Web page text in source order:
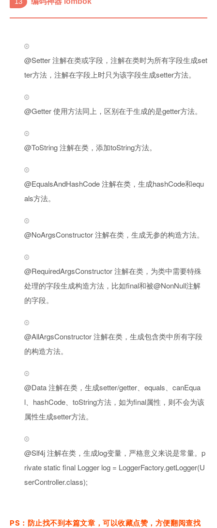
@Setter 注解在类或字段，注解在类时为所有字段生成set
ter方法，注解在字段上时只为该字段生成setter方法。
@Getter 使用方法同上，区别在于生成的是getter方法。
@ToString 注解在类，添加toString方法。
@EqualsAndHashCode 注解在类，生成hashCode和equ
als方法。
@NoArgsConstructor 注解在类，生成无参的构造方法。
@RequiredArgsConstructor 注解在类，为类中需要特殊
处理的字段生成构造方法，比如final和被@NonNull注解
的字段。
@AllArgsConstructor 注解在类，生成包含类中所有字段
的构造方法。
@Data 注解在类，生成setter/getter、equals、canEqua
l、hashCode、toString方法，如为final属性，则不会为该
属性生成setter方法。
@Slf4j 注解在类，生成log变量，严格意义来说是常量。p
rivate static final Logger log = LoggerFactory.getLogger(U
serController.class);
PS：防止找不到本篇文章，可以收藏点赞，方便翻阅查找